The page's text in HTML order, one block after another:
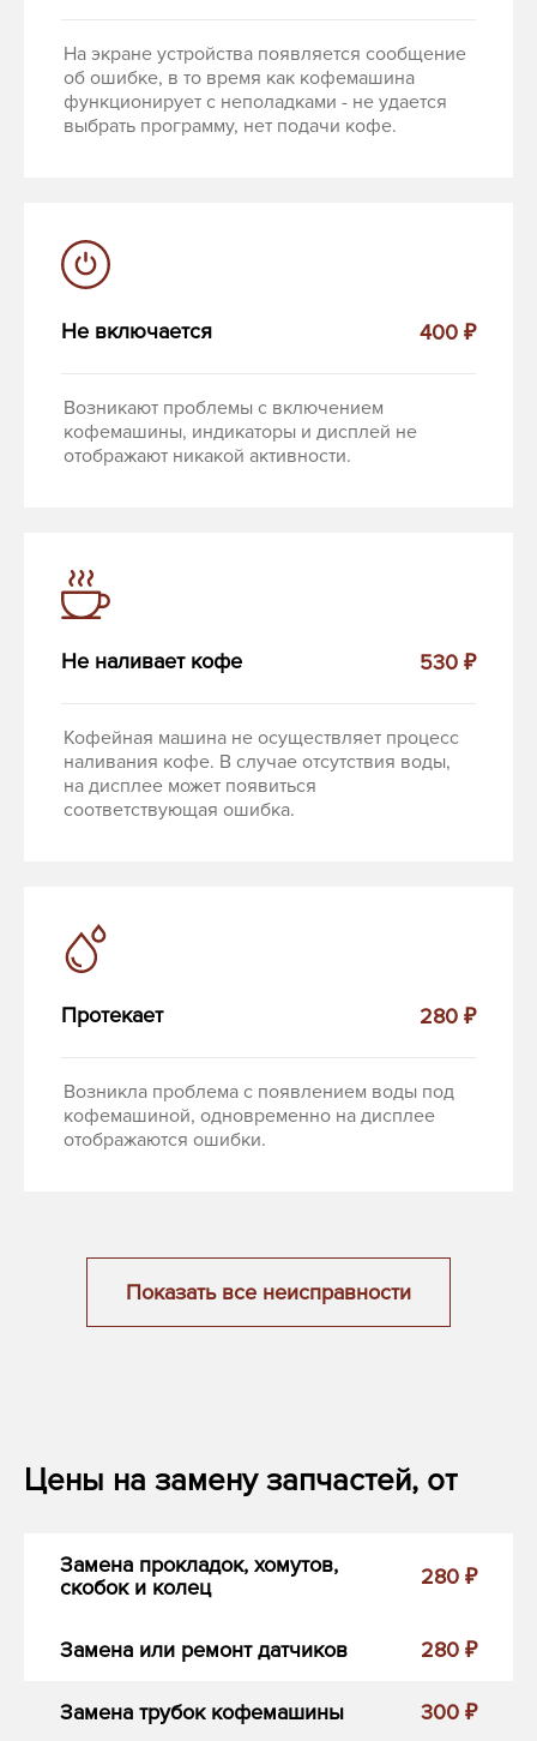
На экране устройства появляется сообщение
об ошибке, в то время как кофемашина
функционирует с неполадками - не удается
выбрать программу, нет подачи кофе.
Не включается 400 ₽
Возникают проблемы с включением
кофемашины, индикаторы и дисплей не
отображают никакой активности.
Не наливает кофе 530 ₽
Кофейная машина не осуществляет процесс
наливания кофе. В случае отсутствия воды,
на дисплее может появиться
соответствующая ошибка.
Протекает 280 ₽
Возникла проблема с появлением воды под
кофемашиной, одновременно на дисплее
отображаются ошибки.
Показать все неисправности
Цены на замену запчастей, от
Замена прокладок, хомутов,
скобок и колец
280 ₽
Замена или ремонт датчиков 280 ₽
Замена трубок кофемашины 300 ₽